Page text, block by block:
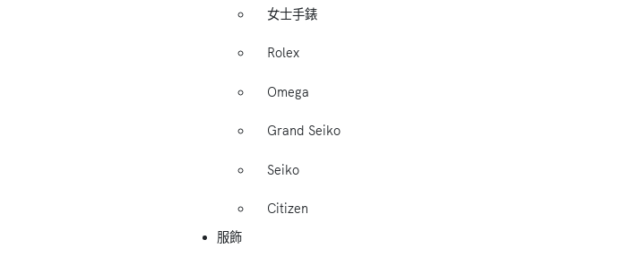
女士手錶
Rolex
Omega
Grand Seiko
Seiko
Citizen
服飾